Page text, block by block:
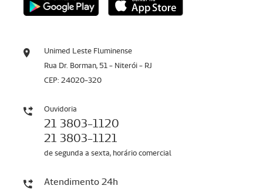
Unimed Leste Fluminense
Rua Dr. Borman, 51 - Niterói - RJ
CEP: 24020-320
Ouvidoria
21 3803-1120
21 3803-1121
de segunda a sexta, horário comercial
Atendimento 24h